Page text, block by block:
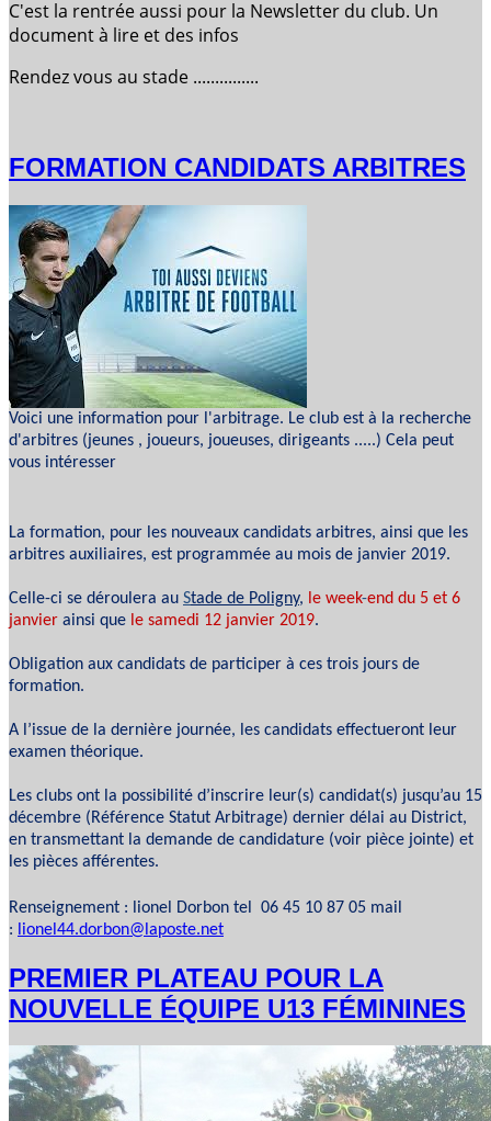
C'est la rentrée aussi pour la Newsletter du club. Un
document à lire et des infos
Rendez vous au stade ...............
FORMATION CANDIDATS ARBITRES
Voici une information pour l'arbitrage. Le club est à la recherche
d'arbitres (jeunes , joueurs, joueuses, dirigeants .....) Cela peut
vous intéresser
La formation, pour les nouveaux candidats arbitres, ainsi que les
arbitres auxiliaires, est programmée au mois de janvier 2019.
Celle-ci se déroulera au Stade de Poligny, le week-end du 5 et 6
janvier ainsi que le samedi 12 janvier 2019.
Obligation aux candidats de participer à ces trois jours de
formation.
A l’issue de la dernière journée, les candidats effectueront leur
examen théorique.
Les clubs ont la possibilité d’inscrire leur(s) candidat(s) jusqu’au 15
décembre (Référence Statut Arbitrage) dernier délai au District,
en transmettant la demande de candidature (voir pièce jointe) et
les pièces afférentes.
Renseignement : lionel Dorbon tel 06 45 10 87 05 mail
:
lionel44.dorbon@laposte.net
PREMIER PLATEAU POUR LA
NOUVELLE ÉQUIPE U13 FÉMININES